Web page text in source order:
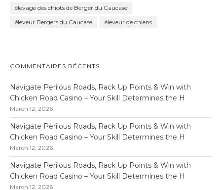
élevage des chiots de Berger du Caucase
éleveur Bergers du Caucase
éleveur de chiens
COMMENTAIRES RÉCENTS
Navigate Perilous Roads, Rack Up Points & Win with
Chicken Road Casino – Your Skill Determines the H
March 12, 2026
Navigate Perilous Roads, Rack Up Points & Win with
Chicken Road Casino – Your Skill Determines the H
March 12, 2026
Navigate Perilous Roads, Rack Up Points & Win with
Chicken Road Casino – Your Skill Determines the H
March 12, 2026